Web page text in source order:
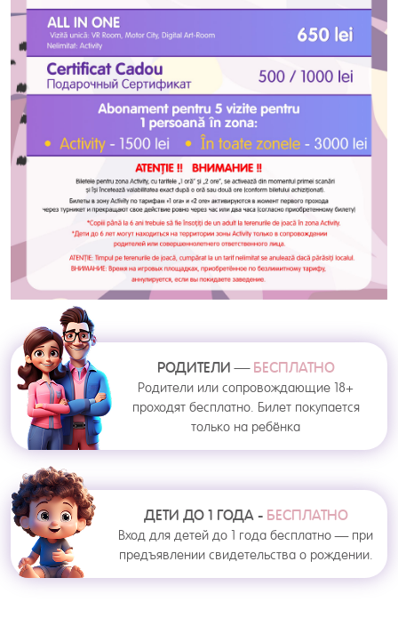
РОДИТЕЛИ —БЕСПЛАТНО
Родители или сопровождающие 18+
проходят бесплатно. Билет покупается
только на ребёнка
ДЕТИ ДО 1 ГОДА - БЕСПЛАТНО
Вход для детей до 1 года бесплатно — при
предъявлении свидетельства о рождении.